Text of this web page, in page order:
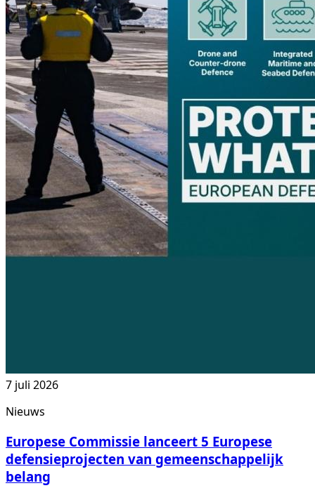
7 juli 2026
Nieuws
Europese Commissie lanceert 5 Europese
defensieprojecten van gemeenschappelijk
belang